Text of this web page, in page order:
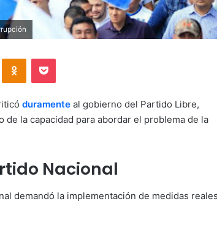
Odnoklassniki
Pocket
duramente al gobierno del Partido Libre,
la capacidad para abordar el problema de la
Nacional
demandó la implementación de medidas